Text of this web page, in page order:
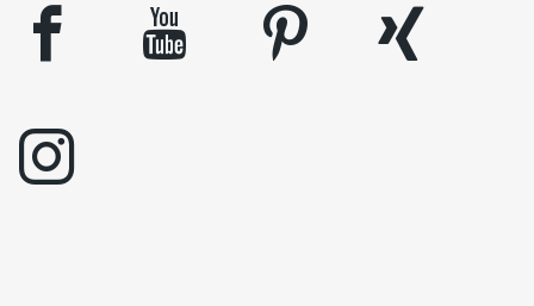
facebook youtube pinterest
xing
instagram